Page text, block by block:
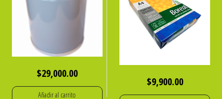
$29,000.00
Añadir al carrito
$9,900.00